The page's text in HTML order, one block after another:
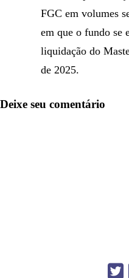
FGC em volumes
em que o fundo se
liquidação do
de 2025.
Deixe seu comentário